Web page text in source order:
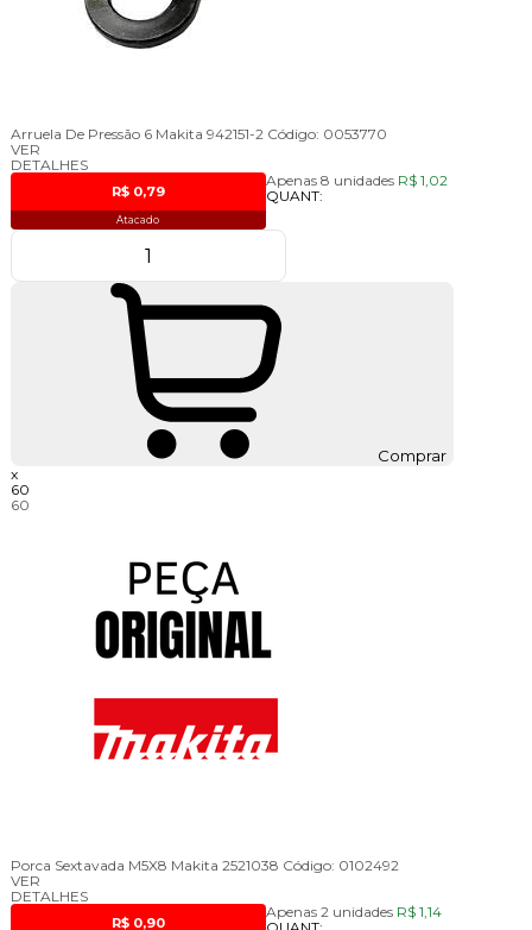
Arruela De Pressão 6 Makita 942151-2 Código: 0053770
VER
DETALHES
Apenas 8 unidades
R$ 0,79
Atacado
R$ 1,02
QUANT:
Comprar
x
60
60
Porca Sextavada M5X8 Makita 2521038 Código: 0102492
VER
DETALHES
Apenas 2 unidades
R$ 0,90
R$ 1,14